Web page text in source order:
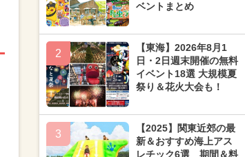
ベントまとめ
2
【東海】2026年8月1
日・2日週末開催の無料
イベント18選 大規模夏
祭り＆花火大会も！
3
【2025】関東近郊の最
新＆おすすめ海上アス
レチック6選 期間＆料